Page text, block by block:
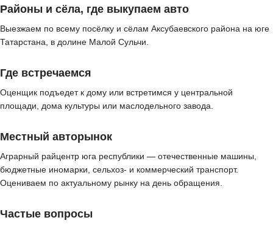
Районы и сёла, где выкупаем авто
Выезжаем по всему посёлку и сёлам Аксубаевского района на юге
Татарстана, в долине Малой Сульчи.
Где встречаемся
Оценщик подъедет к дому или встретимся у центральной
площади, дома культуры или маслодельного завода.
Местный авторынок
Аграрный райцентр юга республики — отечественные машины,
бюджетные иномарки, сельхоз- и коммерческий транспорт.
Оцениваем по актуальному рынку на день обращения.
Частые вопросы